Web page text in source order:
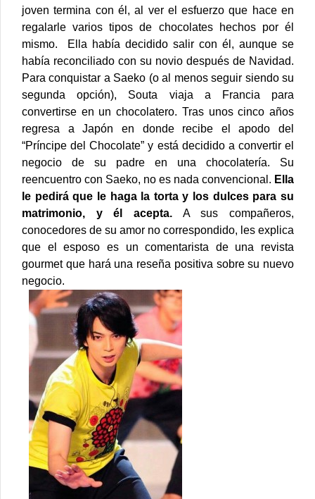
joven termina con él, al ver el esfuerzo que hace en
regalarle varios tipos de chocolates hechos por él
mismo. Ella había decidido salir con él, aunque se
había reconciliado con su novio después de Navidad.
Para conquistar a Saeko (o al menos seguir siendo su
segunda opción), Souta viaja a Francia para
convertirse en un chocolatero. Tras unos cinco años
regresa a Japón en donde recibe el apodo del
“Príncipe del Chocolate” y está decidido a convertir el
negocio de su padre en una chocolatería.
Su
reencuentro con Saeko, no es nada convencional. Ella
le pedirá que le haga la torta y los dulces para su
matrimonio, y él acepta. A sus compañeros,
conocedores de su amor no correspondido, les explica
que el esposo es un comentarista de una revista
gourmet que hará una reseña positiva sobre su nuevo
negocio.